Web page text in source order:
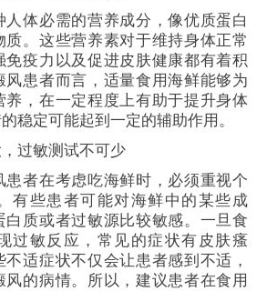
体必需的营养成分，像优质蛋白
质。这些营养素对于维持身体正常
免疫力以及促进皮肤健康都有着积
风患者而言，适量食用海鲜能够为
养，在一定程度上有助于提升身体
稳定可能起到一定的辅助作用。
过敏测试不可少
者在考虑吃海鲜时，必须重视个
有些患者可能对海鲜中的某些成
白质或者过敏源比较敏感。一旦食
过敏反应，常见的症状有皮肤瘙
适症状不仅会让患者感到不适，
的病情。所以，建议患者在食用